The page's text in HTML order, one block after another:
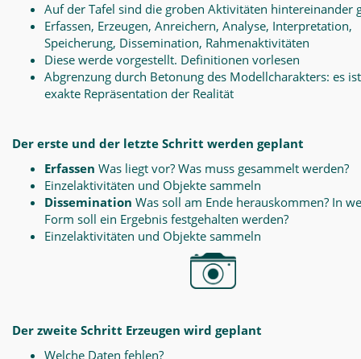
Auf der Tafel sind die groben Aktivitäten hintereinander
Erfassen, Erzeugen, Anreichern, Analyse, Interpretation,
Speicherung, Dissemination, Rahmenaktivitäten
Diese werde vorgestellt. Definitionen vorlesen
Abgrenzung durch Betonung des Modellcharakters: es
exakte Repräsentation der Realität
Der erste und der letzte Schritt werden geplant
Erfassen Was liegt vor? Was muss gesammelt werden?
Einzelaktivitäten und Objekte sammeln
Dissemination Was soll am Ende herauskommen? In
Form soll ein Ergebnis festgehalten werden?
Einzelaktivitäten und Objekte sammeln
Der zweite Schritt Erzeugen wird geplant
Welche Daten fehlen?